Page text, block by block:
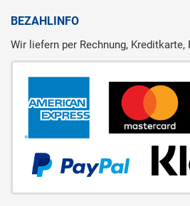
BEZAHLINFO
Wir liefern per Rechnung, Kreditkarte,